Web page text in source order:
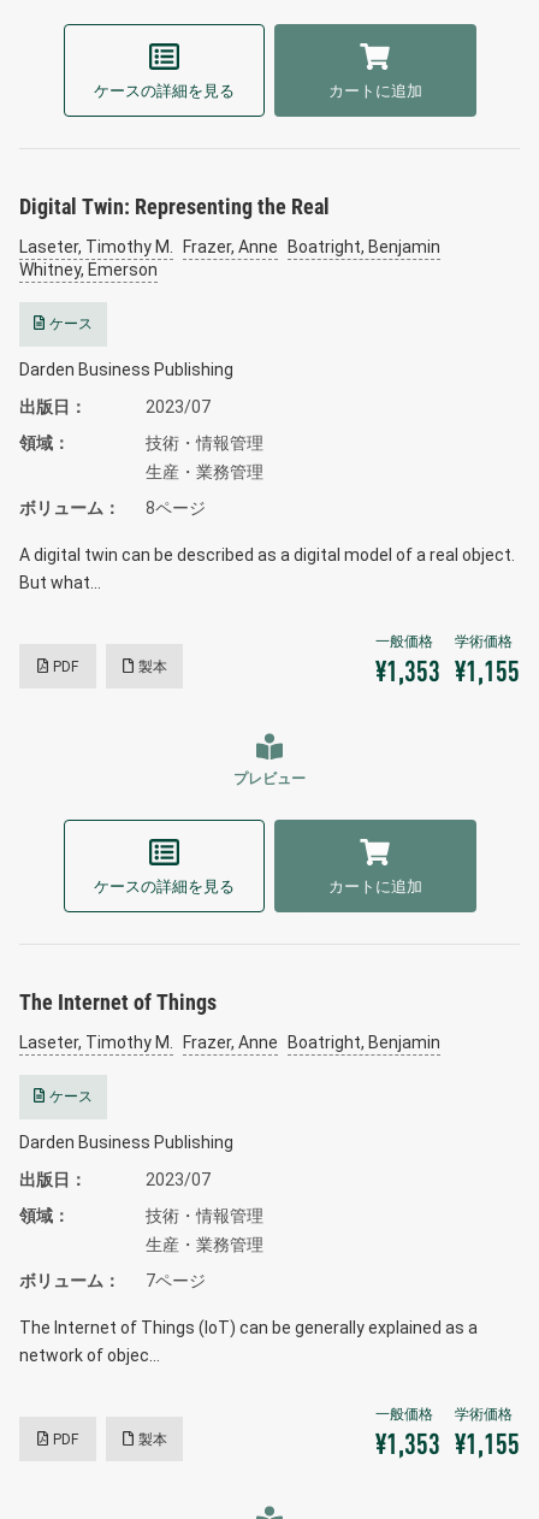
ケースの詳細を見る カートに追加
Digital Twin: Representing the Real
Laseter, Timothy M. Frazer, Anne
Boatright, Benjamin
Whitney, Emerson
ケース
Darden Business Publishing
出版日
2023/07
領域
技術・情報管理
生産・業務管理
ボリューム
8ページ
A digital twin can be described as a digital model of a real object.
But what…
PDF 製本 ¥1,353 ¥1,155
プレビュー
ケースの詳細を見る カートに追加
The Internet of Things
Laseter, Timothy M. Frazer, Anne Boatright, Benjamin
ケース
Darden Business Publishing
出版日
2023/07
領域
技術・情報管理
生産・業務管理
ボリューム
7ページ
The Internet of Things (IoT) can be generally explained as a
network of objec…
PDF 製本 ¥1,353 ¥1,155